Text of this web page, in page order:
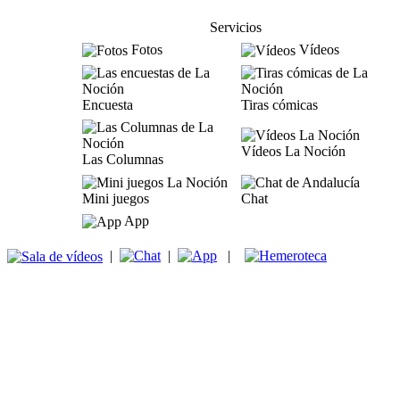
Servicios
Fotos
Vídeos
Encuesta Tiras cómicas
Las Columnas
Vídeos La Noción
Mini juegos
Chat
App
| | |